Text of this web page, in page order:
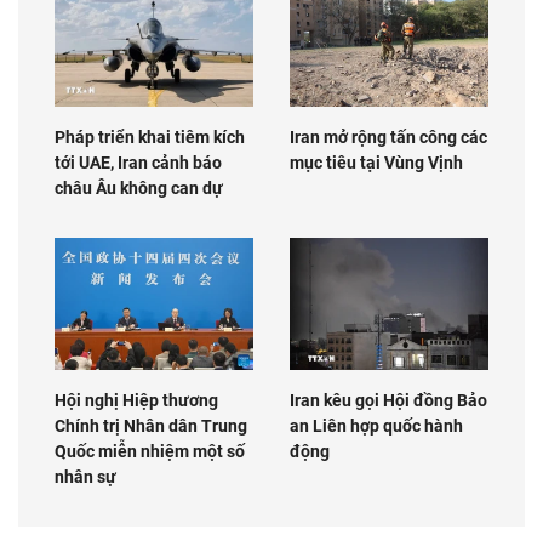
Pháp triển khai tiêm kích
tới UAE, Iran cảnh báo
châu Âu không can dự
Iran mở rộng tấn công các
mục tiêu tại Vùng Vịnh
Hội nghị Hiệp thương
Chính trị Nhân dân Trung
Quốc miễn nhiệm một số
nhân sự
Iran kêu gọi Hội đồng Bảo
an Liên hợp quốc hành
động